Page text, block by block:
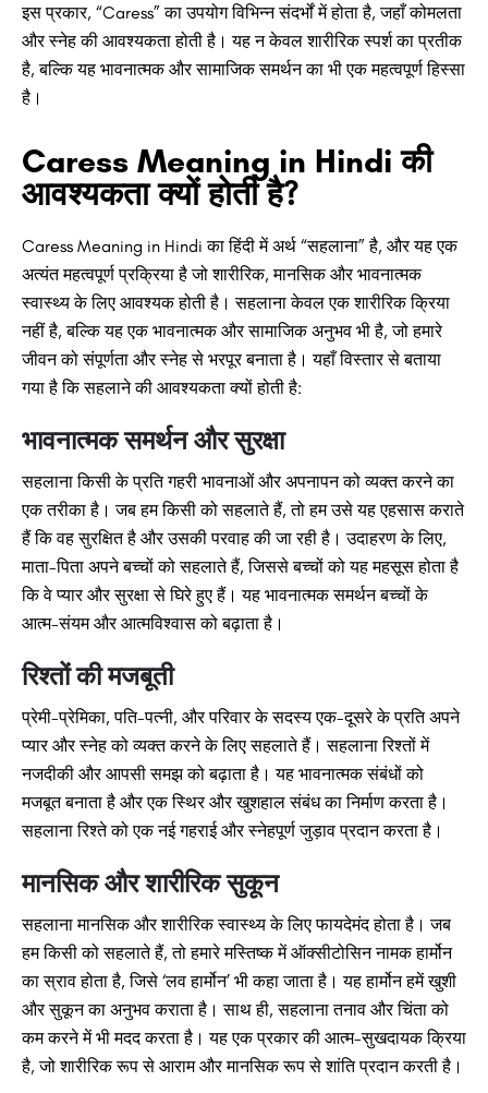
इस प्रकार, “Caress” का उपयोग विभिन्न संदर्भों में होता है, जहाँ कोमलता
और स्नेह की आवश्यकता होती है। यह न केवल शारीरिक स्पर्श का प्रतीक
है, बल्कि यह भावनात्मक और सामाजिक समर्थन का भी एक महत्वपूर्ण हिस्सा
है।
Caress Meaning in Hindi की
आवश्यकता क्यों होती है?
Caress Meaning in Hindi का हिंदी में अर्थ “सहलाना” है, और यह एक
अत्यंत महत्वपूर्ण प्रक्रिया है जो शारीरिक, मानसिक और भावनात्मक
स्वास्थ्य के लिए आवश्यक होती है। सहलाना केवल एक शारीरिक क्रिया
नहीं है, बल्कि यह एक भावनात्मक और सामाजिक अनुभव भी है, जो हमारे
जीवन को संपूर्णता और स्नेह से भरपूर बनाता है। यहाँ विस्तार से बताया
गया है कि सहलाने की आवश्यकता क्यों होती है:
भावनात्मक समर्थन और सुरक्षा
सहलाना किसी के प्रति गहरी भावनाओं और अपनापन को व्यक्त करने का
एक तरीका है। जब हम किसी को सहलाते हैं, तो हम उसे यह एहसास कराते
हैं कि वह सुरक्षित है और उसकी परवाह की जा रही है। उदाहरण के लिए,
माता-पिता अपने बच्चों को सहलाते हैं, जिससे बच्चों को यह महसूस होता है
कि वे प्यार और सुरक्षा से घिरे हुए हैं। यह भावनात्मक समर्थन बच्चों के
आत्म-संयम और आत्मविश्वास को बढ़ाता है।
रिश्तों की मजबूती
प्रेमी-प्रेमिका, पति-पत्नी, और परिवार के सदस्य एक-दूसरे के प्रति अपने
प्यार और स्नेह को व्यक्त करने के लिए सहलाते हैं। सहलाना रिश्तों में
नजदीकी और आपसी समझ को बढ़ाता है। यह भावनात्मक संबंधों को
मजबूत बनाता है और एक स्थिर और खुशहाल संबंध का निर्माण करता है।
सहलाना रिश्ते को एक नई गहराई और स्नेहपूर्ण जुड़ाव प्रदान करता है।
मानसिक और शारीरिक सुकून
सहलाना मानसिक और शारीरिक स्वास्थ्य के लिए फायदेमंद होता है। जब
हम किसी को सहलाते हैं, तो हमारे मस्तिष्क में ऑक्सीटोसिन नामक हार्मोन
का स्राव होता है, जिसे ‘लव हार्मोन’ भी कहा जाता है। यह हार्मोन हमें खुशी
और सुकून का अनुभव कराता है। साथ ही, सहलाना तनाव और चिंता को
कम करने में भी मदद करता है। यह एक प्रकार की आत्म-सुखदायक क्रिया
है, जो शारीरिक रूप से आराम और मानसिक रूप से शांति प्रदान करती है।